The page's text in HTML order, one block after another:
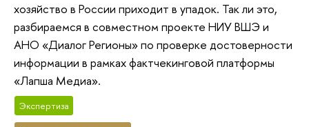
хозяйство в России приходит в упадок. Так ли это,
разбираемся в совместном проекте НИУ ВШЭ и
АНО «Диалог Регионы» по проверке достоверности
информации в рамках фактчекинговой платформы
«Лапша Медиа».
Экспертиза